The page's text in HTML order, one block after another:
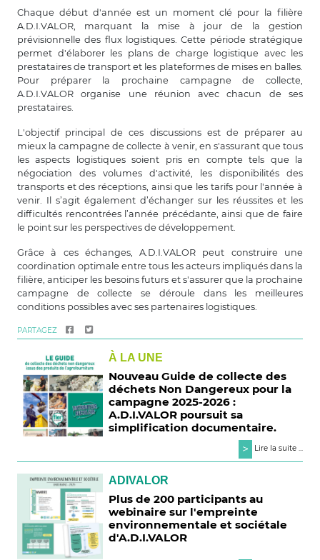
Chaque début d'année est un moment clé pour la filière
A.D.I.VALOR, marquant la mise à jour de la gestion
prévisionnelle des flux logistiques. Cette période stratégique
permet d'élaborer les plans de charge logistique avec les
prestataires de transport et les plateformes de mises en balles.
Pour préparer la prochaine campagne de collecte,
A.D.I.VALOR organise une réunion avec chacun de ses
prestataires.
L'objectif principal de ces discussions est de préparer au
mieux la campagne de collecte à venir, en s'assurant que tous
les aspects logistiques soient pris en compte tels que la
négociation des volumes d'activité, les disponibilités des
transports et des réceptions, ainsi que les tarifs pour l'année à
venir. Il s’agit également d’échanger sur les réussites et les
difficultés rencontrées l’année précédante, ainsi que de faire
le point sur les perspectives de développement.
Grâce à ces échanges, A.D.I.VALOR peut construire une
coordination optimale entre tous les acteurs impliqués dans la
filière, anticiper les besoins futurs et s'assurer que la prochaine
campagne de collecte se déroule dans les meilleures
conditions possibles avec ses partenaires logistiques.
PARTAGEZ
À LA UNE
Nouveau Guide de collecte des
déchets Non Dangereux pour la
campagne 2025-2026 :
A.D.I.VALOR poursuit sa
simplification documentaire.
>
Lire la suite ...
ADIVALOR
Plus de 200 participants au
webinaire sur l'empreinte
environnementale et sociétale
d'A.D.I.VALOR